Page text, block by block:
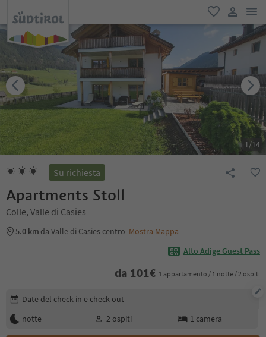
favoriti
user link
1/14
Su richiesta
Apartments Stoll
Colle, Valle di Casies
5.0 km da Valle di Casies centro Mostra Mappa
Alto Adige Guest Pass
da 101€ 1 appartamento / 1 notte / 2 ospiti
Modifica i dettagli della prenotazione
Date del check-in e check-out
notte
2 ospiti 1 camera